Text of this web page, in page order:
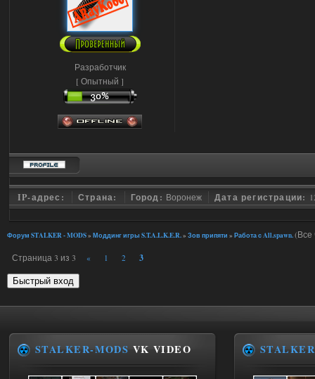
Разработчик
[ Опытный ]
IP-адрес: Страна: Город: Воронеж Дата регистрации:
Форум STALKER - MODS» Моддинг игры S.T.A.L.K.E.R.» Зов припяти » Работа с All.spawn.(Все
Страница 3 из 3 « 1 2 3
STALKER-MODS VK VIDEO